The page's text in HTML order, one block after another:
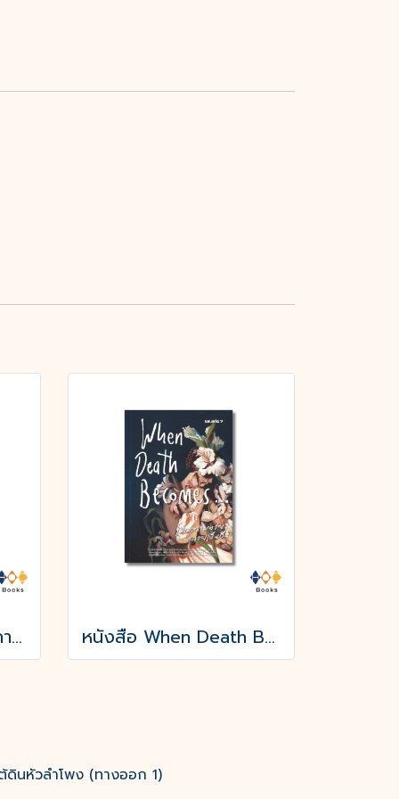
หนังสือ อยากให้ตลอดกาลนานกว่านี้ หนังสือ When Death Becomes เมื่อความตายกลายเป็นอื่น
นหัวลำโพง (ทางออก 1)